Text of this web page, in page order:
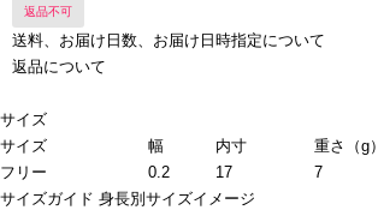
返品不可
送料、お届け日数、お届け日時指定について
返品について
サイズ
サイズ
幅 内寸
重さ（g）
フリー
0.2 17
7
サイズガイド 身長別サイズイメージ